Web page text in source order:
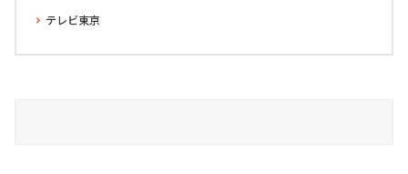
テレビ東京